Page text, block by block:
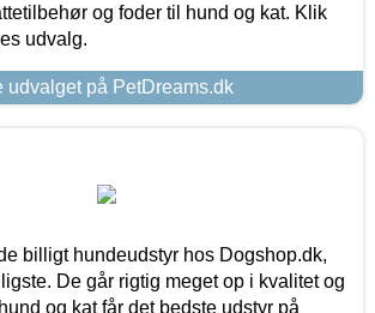
og foder til hund og kat. Klik
udvalg.
udvalget på PetDreams.dk
billigt hundeudstyr hos Dogshop.dk,
De går rigtig meget op i kvalitet og
og kat får det bedste udstyr på